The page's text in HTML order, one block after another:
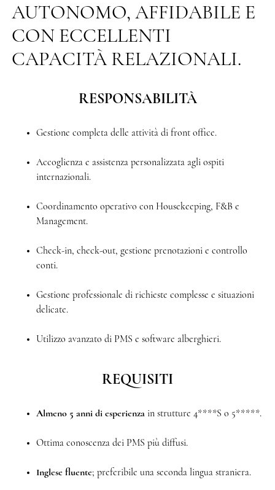
AUTONOMO, AFFIDABILE E
CON ECCELLENTI
CAPACITÀ RELAZIONALI.
RESPONSABILITÀ
Gestione completa delle attività di front office.
Accoglienza e assistenza personalizzata agli ospiti
internazionali.
Coordinamento operativo con Housekeeping, F&B e
Management.
Check-in, check-out, gestione prenotazioni e controllo
conti.
Gestione professionale di richieste complesse e situazioni
delicate.
Utilizzo avanzato di PMS e software alberghieri.
REQUISITI
Almeno 5 anni di esperienza in strutture 4****S o 5*****.
Ottima conoscenza dei PMS più diffusi.
Inglese fluente; preferibile una seconda lingua straniera.